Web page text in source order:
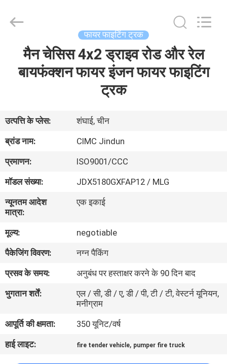
हमारे
बारे
में
कारखाना
भ्रमण
गुणवत्ता
नियंत्रण
संपर्क
समाचार
Equipment
फायर फाइटिंग ट्रक
मैन चेसिस 4x2 ड्राइव रोड और रेल
बायफंक्शन फायर इंजन फायर फाइटिंग
ट्रक
उत्पत्ति के प्लेस:
शंघाई, चीन
ब्रांड नाम:
CIMC Jindun
प्रमाणन:
ISO9001/CCC
मॉडल संख्या:
JDX5180GXFAP12 / MLG
न्यूनतम आदेश
मात्रा:
एक इकाई
मूल्य:
negotiable
पैकेजिंग विवरण:
नग्न पैकिंग
प्रसव के समय:
अनुबंध पर हस्ताक्षर करने के 90 दिन बाद
भुगतान शर्तें:
एल / सी, डी / ए, डी / पी, टी / टी, वेस्टर्न यूनियन,
मनीग्राम
आपूर्ति की क्षमता:
350 यूनिट/वर्ष
हाई लाइट:
fire tender vehicle, pumper fire truck